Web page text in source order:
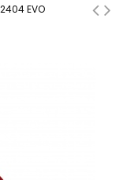
EVO